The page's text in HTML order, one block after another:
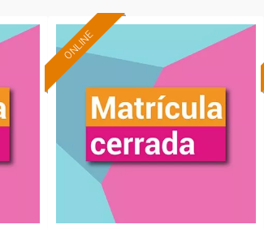
ONLINE